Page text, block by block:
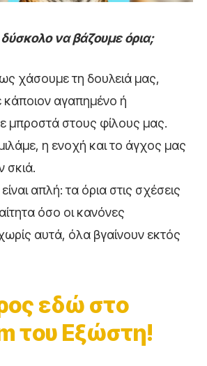
δύσκολο να βάζουµε όρια;
χάσουµε τη δουλειά µας,
αγαπηµένο ή
µπροστά στους φίλους µας.
η ενοχή και το άγχος µας
σκιά.
απλή: τα όρια στις σχέσεις
όσο οι κανόνες
αυτά, όλα βγαίνουν εκτός
εδώ στο
του Εξώστη!